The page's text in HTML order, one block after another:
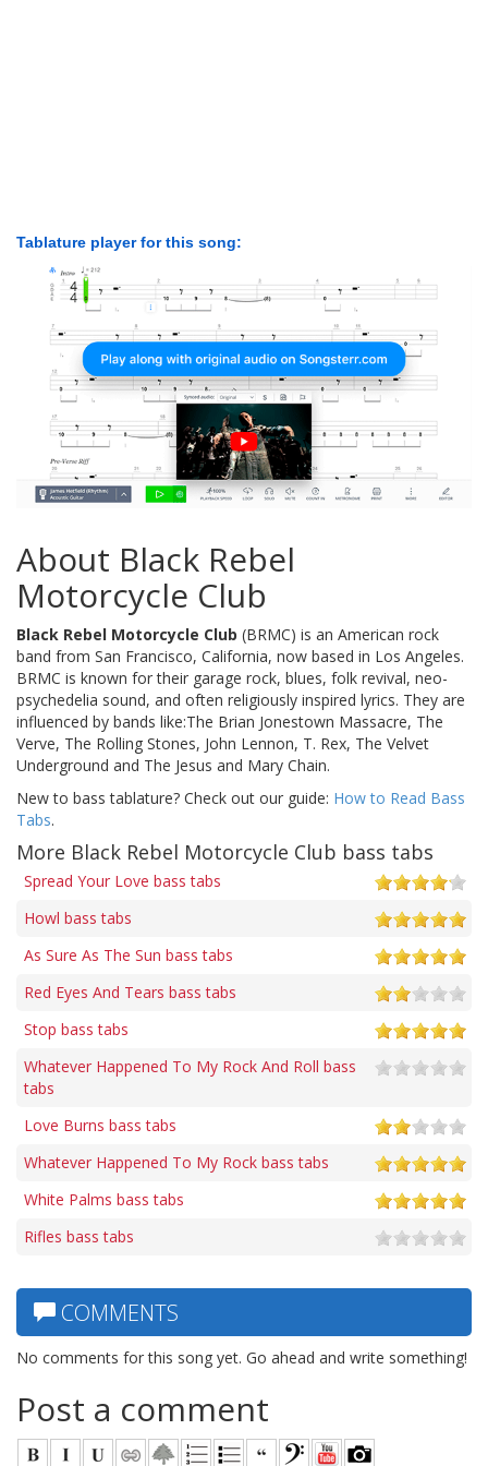
Tablature player for this song:
About Black Rebel
Motorcycle Club
Black Rebel Motorcycle Club (BRMC) is an American rock
band from San Francisco, California, now based in Los Angeles.
BRMC is known for their garage rock, blues, folk revival, neo-
psychedelia sound, and often religiously inspired lyrics. They are
influenced by bands like:The Brian Jonestown Massacre, The
Verve, The Rolling Stones, John Lennon, T. Rex, The Velvet
Underground and The Jesus and Mary Chain.
New to bass tablature? Check out our guide: How to Read Bass
Tabs.
More Black Rebel Motorcycle Club bass tabs
Spread Your Love bass tabs
Howl bass tabs
As Sure As The Sun bass tabs
Red Eyes And Tears bass tabs
Stop bass tabs
Whatever Happened To My Rock And Roll bass
tabs
Love Burns bass tabs
Whatever Happened To My Rock bass tabs
White Palms bass tabs
Rifles bass tabs
COMMENTS
No comments for this song yet. Go ahead and write something!
Post a comment